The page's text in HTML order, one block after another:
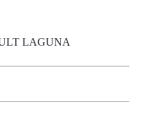
LAGUNA